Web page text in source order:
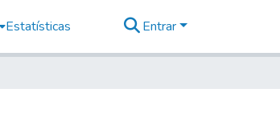
Estatísticas Entrar